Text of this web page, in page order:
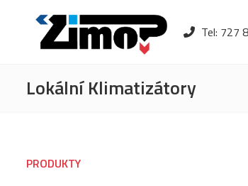
Tel: 727
Lokální Klimatizátory
PRODUKTY